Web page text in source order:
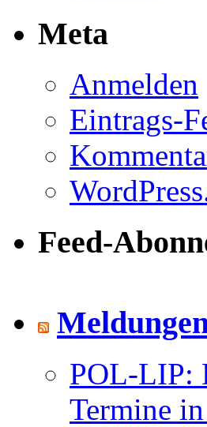
Meta
Anmelden
Eintrags-
Feed-
POL-LIP:
Termine